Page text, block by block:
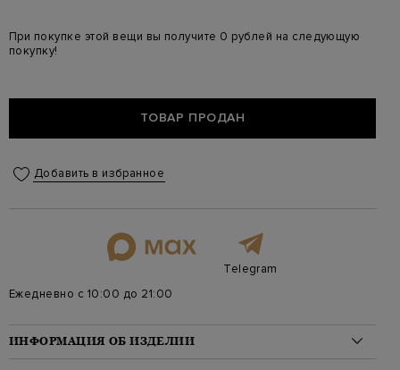
При покупке этой вещи вы получите 0 рублей на следующую
покупку!
ТОВАР ПРОДАН
Добавить в избранное
Telegram
Ежедневно с 10:00 до 21:00
ИНФОРМАЦИЯ ОБ ИЗДЕЛИИ